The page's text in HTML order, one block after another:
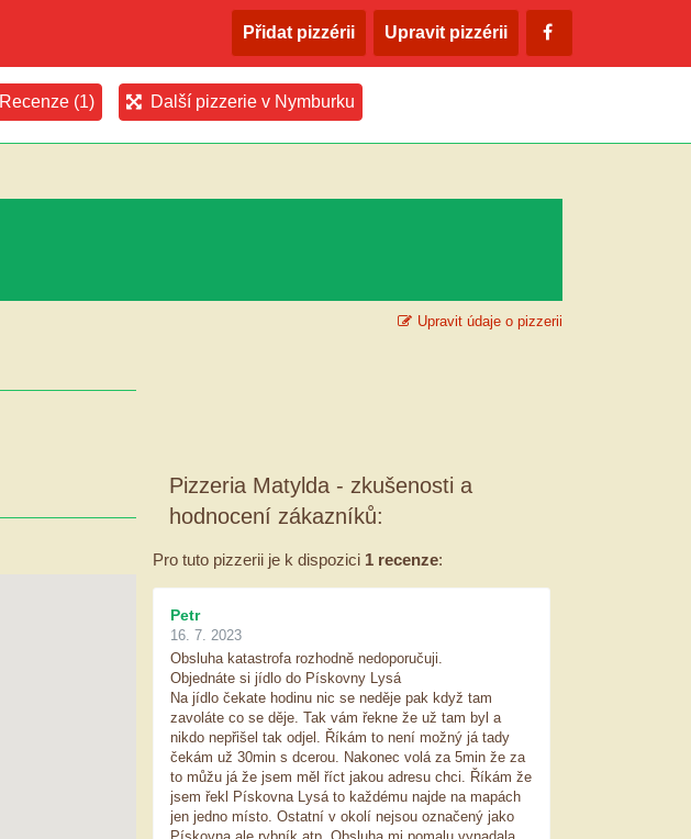
Přidat pizzérii Upravit pizzérii
Recenze (1) Další pizzerie v Nymburku
Upravit údaje o pizzerii
Pizzeria Matylda - zkušenosti a
hodnocení zákazníků:
Pro tuto pizzerii je k dispozici 1 recenze:
Petr
16. 7. 2023
Obsluha katastrofa rozhodně nedoporučuji.
Objednáte si jídlo do Pískovny Lysá
Na jídlo čekate hodinu nic se neděje pak když tam
zavoláte co se děje. Tak vám řekne že už tam byl a
nikdo nepřišel tak odjel. Říkám to není možný já tady
čekám už 30min s dcerou. Nakonec volá za 5min že za
to můžu já že jsem měl říct jakou adresu chci. Říkám že
jsem řekl Pískovna Lysá to každému najde na mapách
jen jedno místo. Ostatní v okolí nejsou označený jako